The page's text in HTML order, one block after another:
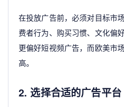
在投放广告前，必须对目标市
费者行为、购买习惯、文化偏
更偏好短视频广告，而欧美市
高。
2. 选择合适的广告平台